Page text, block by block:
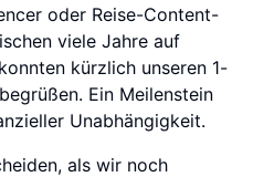
oder Reise-Content-
viele Jahre auf
kürzlich unseren 1-
Ein Meilenstein
Unabhängigkeit.
als wir noch